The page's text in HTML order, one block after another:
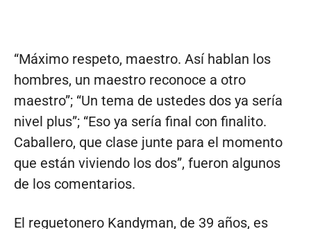
“Máximo respeto, maestro. Así hablan los
hombres, un maestro reconoce a otro
maestro”; “Un tema de ustedes dos ya sería
nivel plus”; “Eso ya sería final con finalito.
Caballero, que clase junte para el momento
que están viviendo los dos”, fueron algunos
de los comentarios.
El reguetonero Kandyman, de 39 años, es